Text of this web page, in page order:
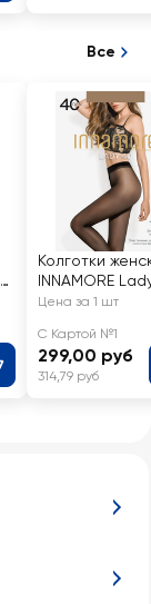
Все
Колготки
INNAMORE
den daino 4
Цена за 1 шт
С Картой №1
299,00 руб
314,79 руб